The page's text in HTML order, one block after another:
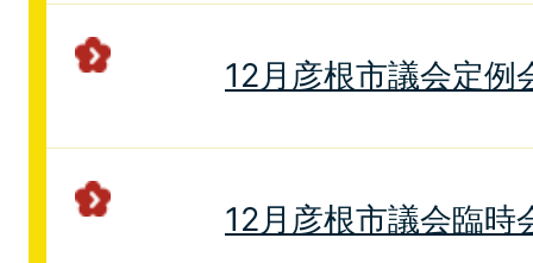
12月彦根市議会定例
12月彦根市議会臨時